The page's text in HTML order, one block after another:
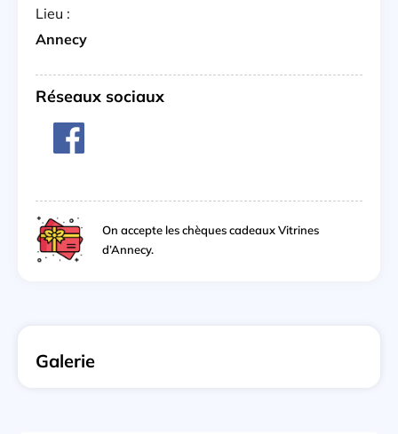
Lieu :
Annecy
Réseaux sociaux
On accepte les chèques cadeaux Vitrines
d’Annecy.
Galerie